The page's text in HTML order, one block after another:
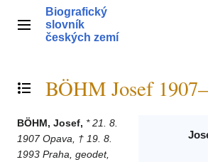
obsahHlavní menu
Biografický
slovník
českých zemí
Přepnout obsah
BÖHM Josef
BÖHM, Josef, * 21. 8.
1907 Opava, † 19. 8.
1993 Praha, geodet,